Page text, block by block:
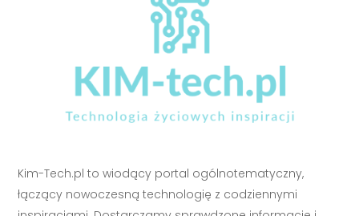
Kim-Tech.pl to wiodący portal ogólnotematyczny,
łączący nowoczesną technologię z codziennymi